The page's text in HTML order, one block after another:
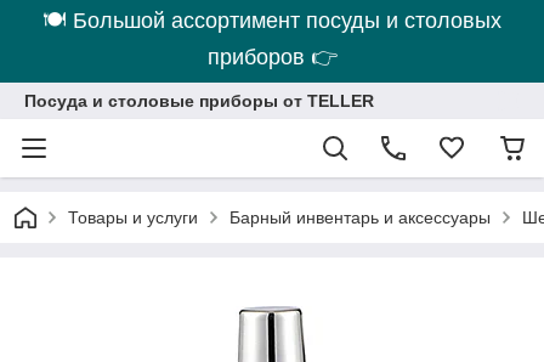
🍽 Большой ассортимент посуды и столовых
приборов 👉
Посуда и столовые приборы от TELLER
Товары и услуги Барный инвентарь и аксессуары